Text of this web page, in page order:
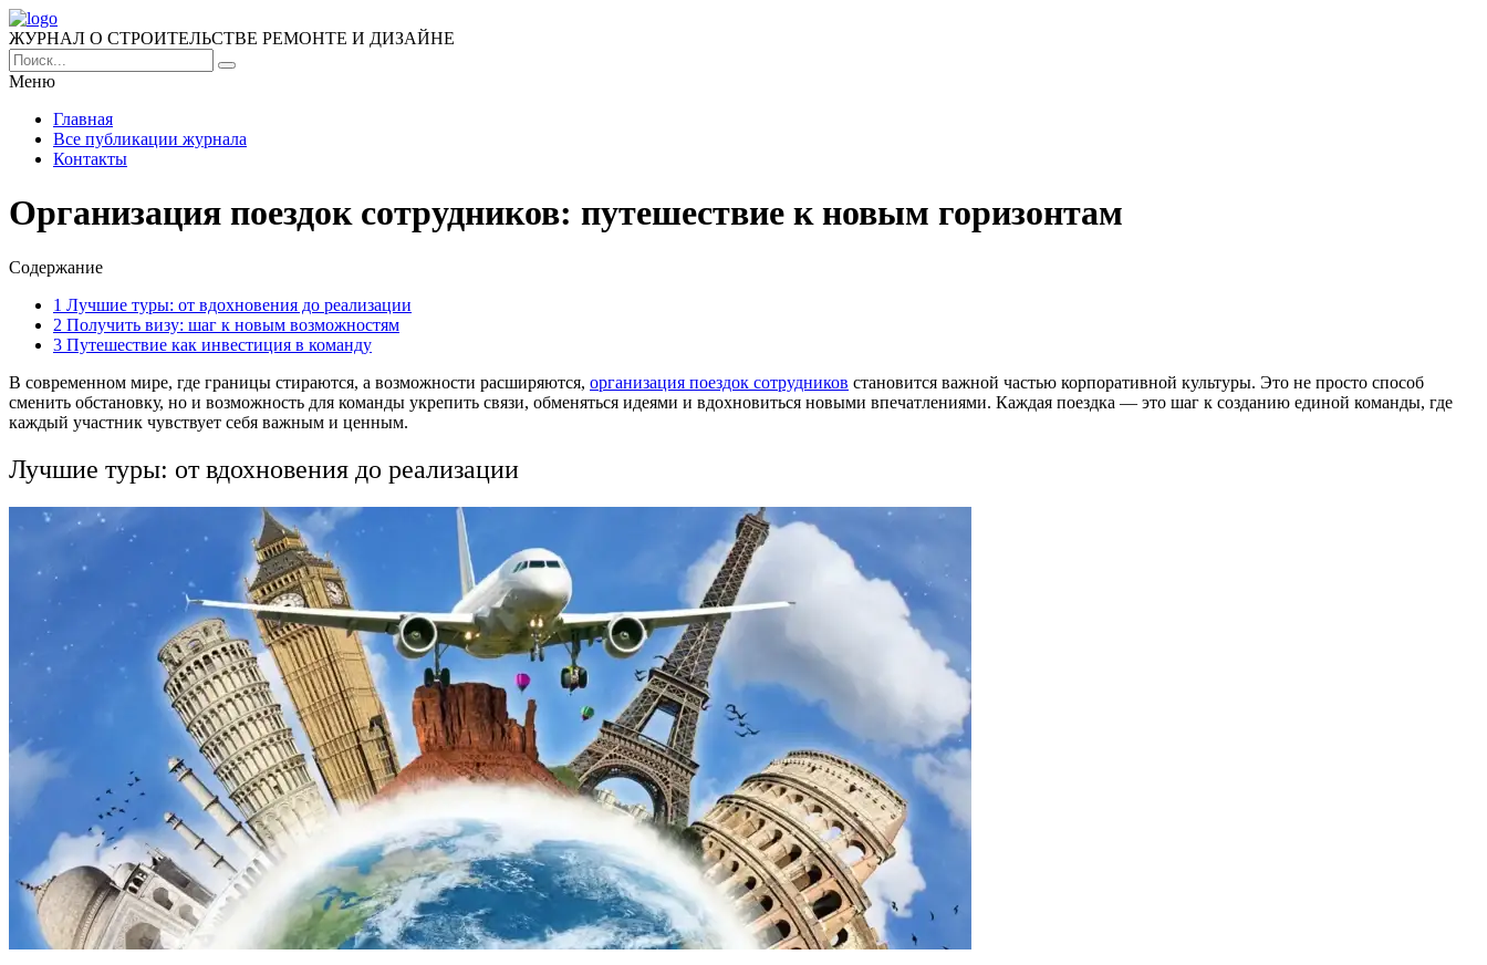
ЖУРНАЛ О СТРОИТЕЛЬСТВЕ РЕМОНТЕ И ДИЗАЙНЕ
Меню
Главная
Все публикации журнала
Контакты
Организация поездок сотрудников: путешествие к новым горизонтам
Содержание
1 Лучшие туры: от вдохновения до реализации
2 Получить визу: шаг к новым возможностям
3 Путешествие как инвестиция в команду
В современном мире, где границы стираются, а возможности расширяются, организация поездок сотрудников становится важной частью корпоративной культуры. Это не просто способ
сменить обстановку, но и возможность для команды укрепить связи, обменяться идеями и вдохновиться новыми впечатлениями. Каждая поездка — это шаг к созданию единой команды, где
каждый участник чувствует себя важным и ценным.
Лучшие туры: от вдохновения до реализации